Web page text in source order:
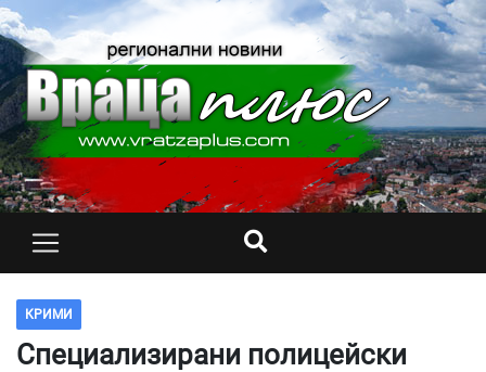
КРИМИ
Специализирани полицейски